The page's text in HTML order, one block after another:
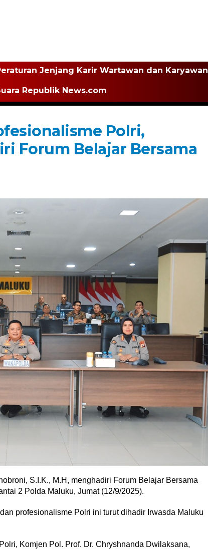
Jenjang Karir Wartawan dan Karyawan
Republik News.com
Polri,
Forum Belajar Bersama
S.I.K., M.H, menghadiri Forum Belajar Bersama
2 Polda Maluku, Jumat (12/9/2025).
profesionalisme Polri ini turut dihadir Irwasda Maluku
Komjen Pol. Prof. Dr. Chryshnanda Dwilaksana,